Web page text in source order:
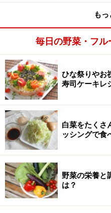
豆を洗う
黒豆を洗い、水気を切りま
水筒は熱湯を入れて、保温
も
毎日の野菜・フ
ひな祭りやお
寿司ケーキレ
白菜をたくさ
ッシングで食
野菜の栄養と
は？